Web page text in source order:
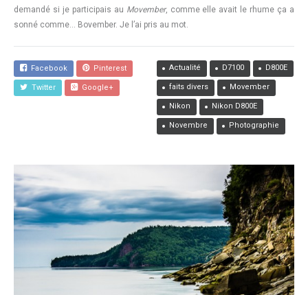
demandé si je participais au Movember, comme elle avait le rhume ça a
sonné comme… Bovember. Je l’ai pris au mot.
Facebook Pinterest
Twitter Google+
Actualité D7100 D800E
faits divers Movember
Nikon Nikon D800E
Novembre Photographie